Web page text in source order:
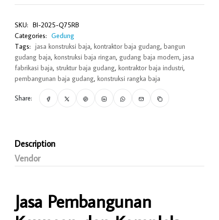
SKU: BI-2025-Q75RB
Categories: Gedung
Tags: jasa konstruksi baja, kontraktor baja gudang, bangun
gudang baja, konstruksi baja ringan, gudang baja modern, jasa
fabrikasi baja, struktur baja gudang, kontraktor baja industri,
pembangunan baja gudang, konstruksi rangka baja
Share:
Description
Vendor
Jasa Pembangunan